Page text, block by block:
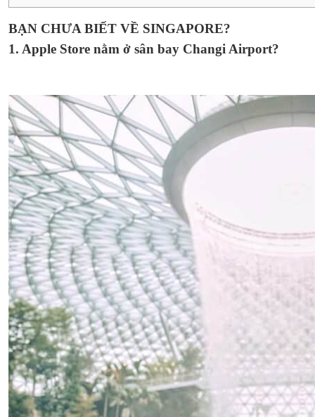
BẠN CHƯA BIẾT VỀ SINGAPORE?
1. Apple Store nằm ở sân bay Changi Airport?